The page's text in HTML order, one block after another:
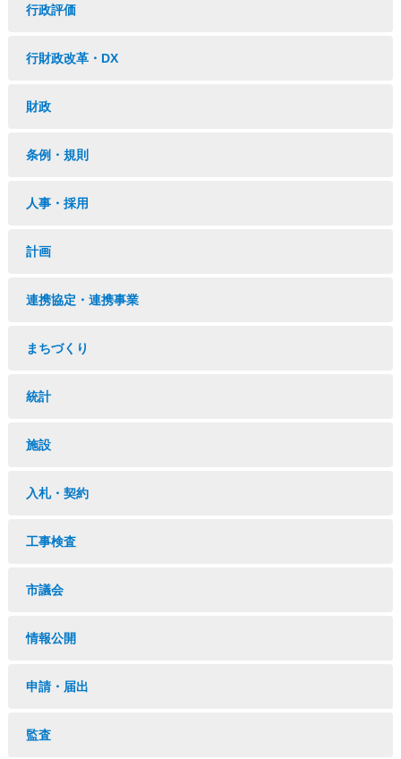
行政評価
行財政改革・DX
財政
条例・規則
人事・採用
計画
連携協定・連携事業
まちづくり
統計
施設
入札・契約
工事検査
市議会
情報公開
申請・届出
監査